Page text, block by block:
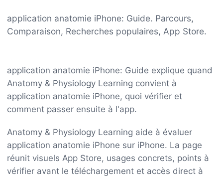
application anatomie iPhone: Guide. Parcours,
Comparaison, Recherches populaires, App Store.
application anatomie iPhone: Guide explique quand
Anatomy & Physiology Learning convient à
application anatomie iPhone, quoi vérifier et
comment passer ensuite à l'app.
Anatomy & Physiology Learning aide à évaluer
application anatomie iPhone sur iPhone. La page
réunit visuels App Store, usages concrets, points à
vérifier avant le téléchargement et accès direct à